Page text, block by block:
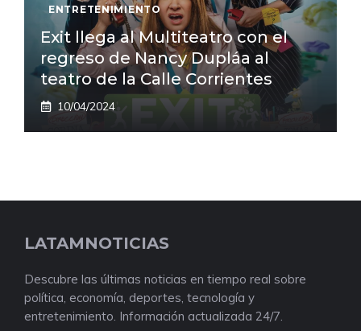
ENTRETENIMIENTO
Exit llega al Multiteatro con el
regreso de Nancy Dupláa al
teatro de la Calle Corrientes
10/04/2024
LATAMNOTICIAS
Descubre las últimas noticias en tiempo real sobre
política, economía, deportes, tecnología y
entretenimiento. Información actualizada 24/7.